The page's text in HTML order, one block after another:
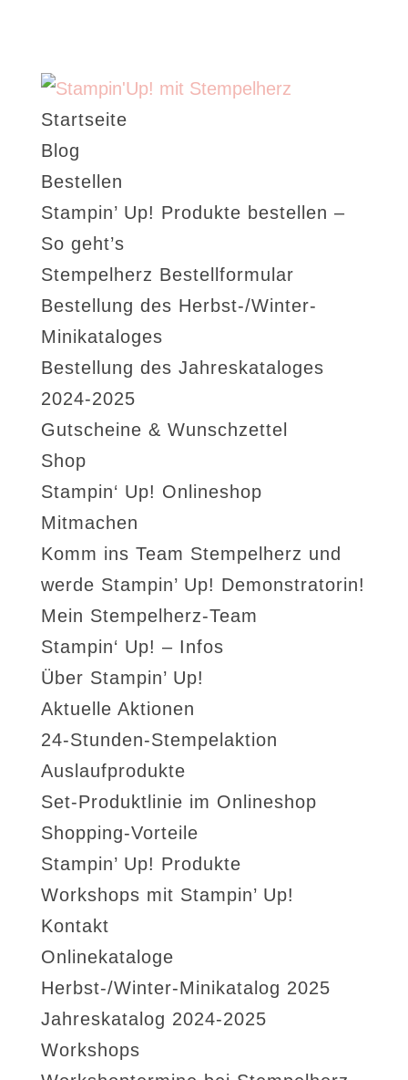
Startseite
Blog
Bestellen
Stampin’ Up! Produkte bestellen –
So geht’s
Stempelherz Bestellformular
Bestellung des Herbst-/Winter-
Minikataloges
Bestellung des Jahreskataloges
2024-2025
Gutscheine & Wunschzettel
Shop
Stampin‘ Up! Onlineshop
Mitmachen
Komm ins Team Stempelherz und
werde Stampin’ Up! Demonstratorin!
Mein Stempelherz-Team
Stampin‘ Up! – Infos
Über Stampin’ Up!
Aktuelle Aktionen
24-Stunden-Stempelaktion
Auslaufprodukte
Set-Produktlinie im Onlineshop
Shopping-Vorteile
Stampin’ Up! Produkte
Workshops mit Stampin’ Up!
Kontakt
Onlinekataloge
Herbst-/Winter-Minikatalog 2025
Jahreskatalog 2024-2025
Workshops